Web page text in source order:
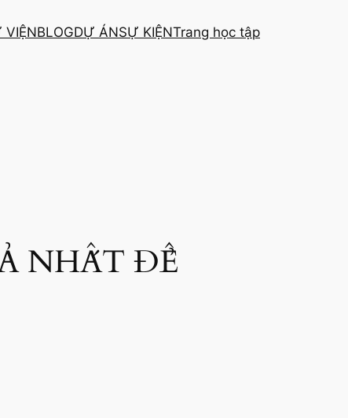
VIỆNBLOGDỰ ÁNSỰ KIỆNTrang học tập
NHẤT ĐỂ